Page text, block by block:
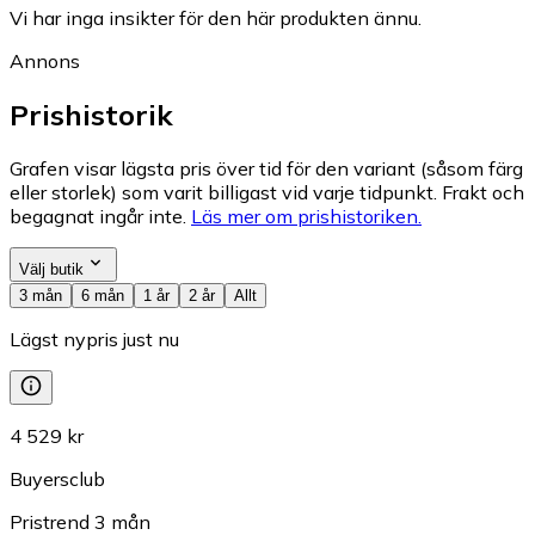
Vi har inga insikter för den här produkten ännu.
Annons
Prishistorik
Grafen visar lägsta pris över tid för den variant (såsom färg
eller storlek) som varit billigast vid varje tidpunkt. Frakt och
begagnat ingår inte. Läs mer om prishistoriken.
Välj butik
3 mån
6 mån 1 år 2 år Allt
Lägst nypris just nu
4 529 kr
Buyersclub
Pristrend 3 mån